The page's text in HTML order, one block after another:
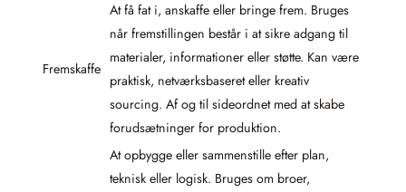
Fremskaffe
At få fat i, anskaffe eller bringe frem. Bruges
når fremstillingen består i at sikre adgang til
materialer, informationer eller støtte. Kan være
praktisk, netværksbaseret eller kreativ
sourcing. Af og til sideordnet med at skabe
forudsætninger for produktion.
At opbygge eller sammenstille efter plan,
teknisk eller logisk. Bruges om broer,